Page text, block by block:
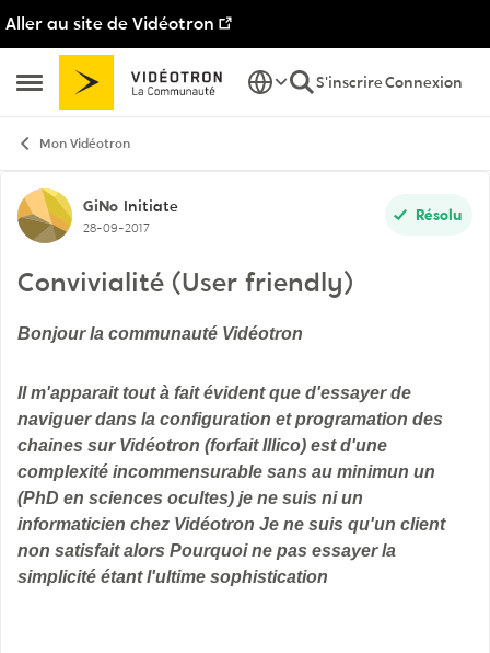
Aller au site de Vidéotron
Ouvrir Menu Latéral
Passer au contenu
S'inscrireConnexion
Mon Vidéotron
Discussion de forum
GiNo Initiate
28-09-2017
Résolu
Convivialité (User friendly)
Bonjour la communauté Vidéotron
Il m'apparait tout à fait évident que d'essayer de
naviguer dans la configuration et programation des
chaines sur Vidéotron (forfait Illico) est d'une
complexité incommensurable sans au minimun un
(PhD en sciences ocultes) je ne suis ni un
informaticien chez Vidéotron Je ne suis qu'un client
non satisfait alors Pourquoi ne pas essayer la
simplicité étant l'ultime sophistication